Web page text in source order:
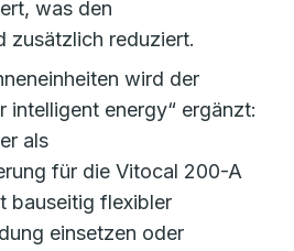
was den
zusätzlich reduziert.
wird der
intelligent energy“ ergänzt:
als
für die Vitocal 200-A
bauseitig flexibler
einsetzen oder